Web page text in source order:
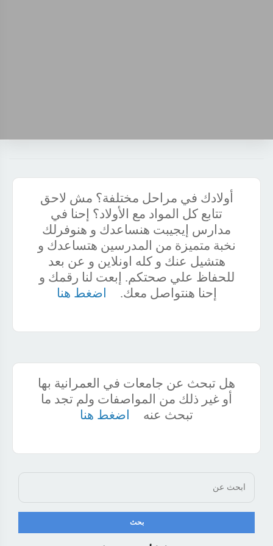
أولادك في مراحل مختلفة؟ مش لاحق
تتابع كل المواد مع الأولاد؟ إحنا في
مدارس إيجيبت هنساعدك و هنوفرلك
نخبة متميزة من المدرسين هتساعدك و
هتشيل عنك و كله اونلاين و عن بعد
للحفاظ علي صحتكم. إبعت لنا رقمك و
إحنا هنتواصل معك.
اضغط هنا
هل تبحث عن جامعات في العمرانية بها
أو غير ذلك من المواصفات ولم تجد ما
تبحث عنه
اضغط هنا